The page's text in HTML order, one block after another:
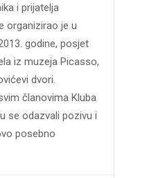
i prijatelja
organizirao je u
godine, posjet
iz muzeja Picasso,
dvori.
članovima Kluba
se odazvali pozivu i
posebno